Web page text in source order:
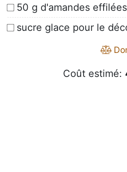
50 g d'amandes effilées
sucre glace pour le
Coût estimé: